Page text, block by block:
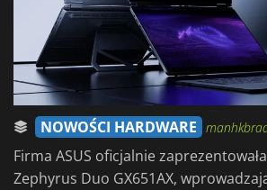
NOWOŚCI HARDWARE
Firma ASUS oficjalnie
Zephyrus Duo GX651AX,